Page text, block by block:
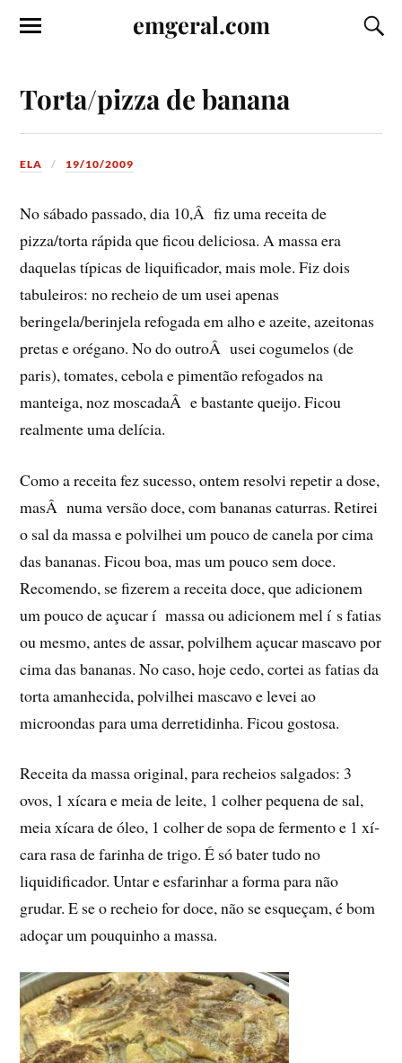
emgeral.com
Torta/pizza de banana
ELA 19/10/2009
No sábado passado, dia 10,Â fiz uma receita de
pizza/torta rápida que ficou deliciosa. A massa era
daquelas tí­picas de liquificador, mais mole. Fiz dois
tabuleiros: no recheio de um usei apenas
beringela/berinjela refogada em alho e azeite, azeitonas
pretas e orégano. No do outroÂ usei cogumelos (de
paris), tomates, cebola e pimentão refogados na
manteiga, noz moscadaÂ e bastante queijo. Ficou
realmente uma delí­cia.
Como a receita fez sucesso, ontem resolvi repetir a dose,
masÂ numa versão doce, com bananas caturras. Retirei
o sal da massa e polvilhei um pouco de canela por cima
das bananas. Ficou boa, mas um pouco sem doce.
Recomendo, se fizerem a receita doce, que adicionem
um pouco de açucar í massa ou adicionem mel í s fatias
ou mesmo, antes de assar, polvilhem açucar mascavo por
cima das bananas. No caso, hoje cedo, cortei as fatias da
torta amanhecida, polvilhei mascavo e levei ao
microondas para uma derretidinha. Ficou gostosa.
Receita da massa original, para recheios salgados: 3
ovos, 1 xí­cara e meia de leite, 1 colher pequena de sal,
meia xí­cara de óleo, 1 colher de sopa de fermento e 1 xí­
cara rasa de farinha de trigo. É só bater tudo no
liquidificador. Untar e esfarinhar a forma para não
grudar. E se o recheio for doce, não se esqueçam, é bom
adoçar um pouquinho a massa.